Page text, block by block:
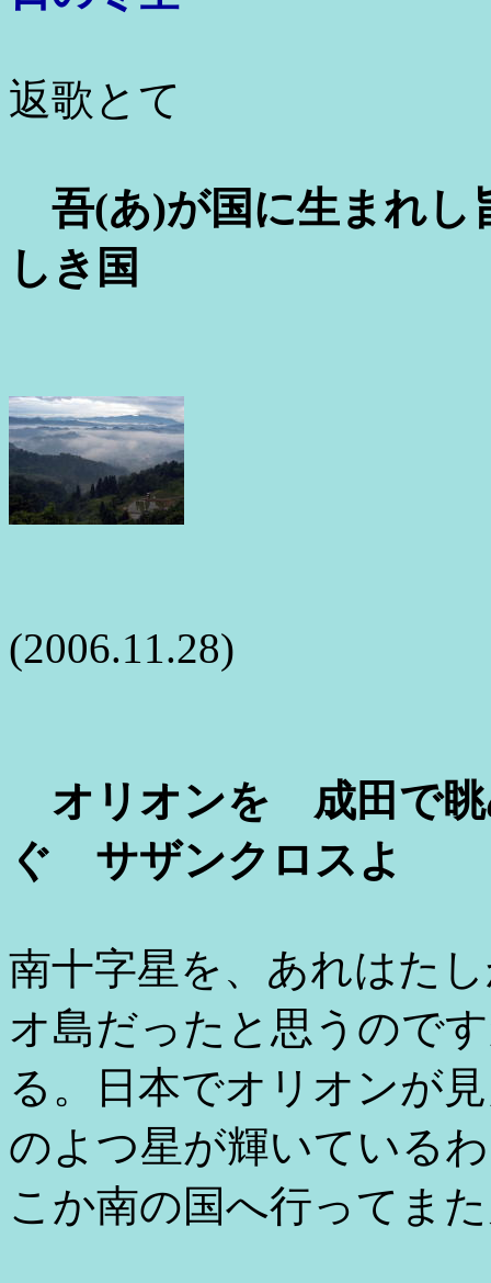
返歌とて
吾(あ)が国に生まれし
しき国
(2006.11.28)
オリオンを 成田で
ぐ サザンクロスよ
南十字星を、あれはた
オ島だったと思うので
る。日本でオリオンが
のよつ星が輝いている
こか南の国へ行ってま